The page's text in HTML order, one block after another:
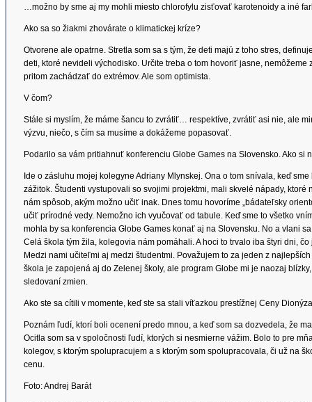
…možno by sme aj my mohli miesto chlorofylu zisťovať karotenoidy a iné
Ako sa so žiakmi zhovárate o klimatickej kríze?
Otvorene ale opatrne. Stretla som sa s tým, že deti majú z toho stres,
deti, ktoré nevideli východisko. Určite treba o tom hovoriť jasne,
pritom zachádzať do extrémov. Ale som optimista.
V čom?
Stále si myslím, že máme šancu to zvrátiť… respektíve, zvrátiť asi nie, ale
výzvu, niečo, s čím sa musíme a dokážeme popasovať.
Podarilo sa vám pritiahnuť konferenciu Globe Games na Slovensko. Ako si
Ide o zásluhu mojej kolegyne Adriany Mlynskej. Ona o tom snívala, keď
zážitok. Študenti vystupovali so svojimi projektmi, mali skvelé nápady,
nám spôsob, akým možno učiť inak. Dnes tomu hovoríme „bádateľsky
učiť prírodné vedy. Nemožno ich vyučovať od tabule. Keď sme to všetko
mohla by sa konferencia Globe Games konať aj na Slovensku. No a vlani
Celá škola tým žila, kolegovia nám pomáhali. A hoci to trvalo iba štyri dni,
Medzi nami učiteľmi aj medzi študentmi. Považujem to za jeden z
škola je zapojená aj do Zelenej školy, ale program Globe mi je naozaj
sledovaní zmien.
Ako ste sa cítili v momente, keď ste sa stali víťazkou prestížnej Ceny
Poznám ľudí, ktorí boli ocenení predo mnou, a keď som sa dozvedela, že
Ocitla som sa v spoločnosti ľudí, ktorých si nesmierne vážim. Bolo to pre
kolegov, s ktorým spolupracujem a s ktorým som spolupracovala, či už na
cenu.
Foto: Andrej Barát